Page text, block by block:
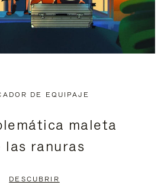
DE EQUIPAJE
maleta
las ranuras
DESCUBRIR